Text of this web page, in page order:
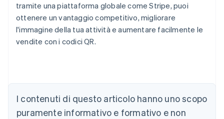
tramite una piattaforma globale come Stripe, puoi
ottenere un vantaggio competitivo, migliorare
l'immagine della tua attività e aumentare facilmente le
vendite con i codici QR.
I contenuti di questo articolo hanno uno scopo
puramente informativo e formativo e non
English
Austria
Deutsch English
Belgio